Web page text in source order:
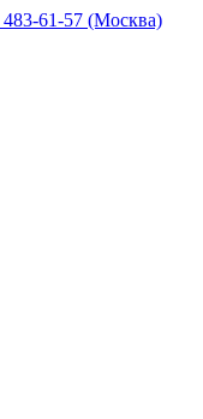
61-57 (Москва)